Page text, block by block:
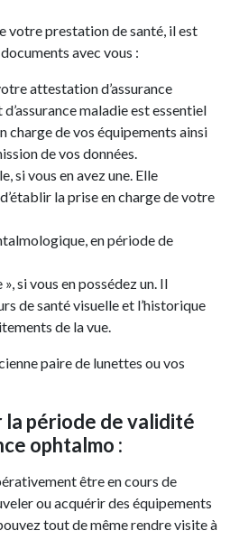
votre prestation de santé, il est
avec vous :
attestation d’assurance
maladie est essentiel
charge de vos équipements ainsi
de vos données.
si vous en avez une. Elle
la prise en charge de votre
en période de
si vous en possédez un. Il
de santé visuelle et l’historique
de la vue.
paire de lunettes ou vos
la période de validité
ophtalmo :
être en cours de
ou acquérir des équipements
tout de même rendre visite à